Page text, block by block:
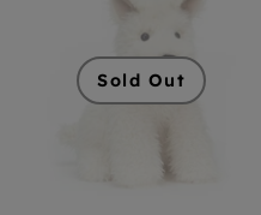
Jellycat vos
Jellycat wilde dieren
Jellycat zeedieren
Sold Out